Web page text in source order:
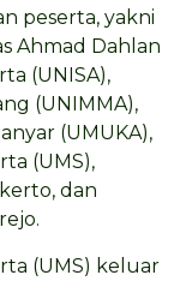
peserta, yakni
Ahmad Dahlan
(UNISA),
(UNIMMA),
(UMUKA),
(UMS),
dan
(UMS) keluar